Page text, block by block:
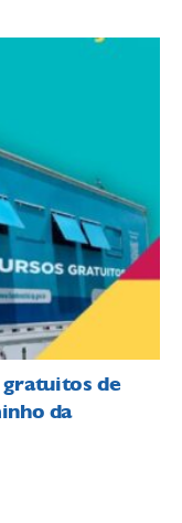
gratuitos de
da